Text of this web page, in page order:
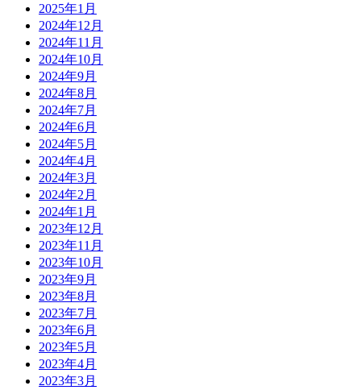
2025年1月
2024年12月
2024年11月
2024年10月
2024年9月
2024年8月
2024年7月
2024年6月
2024年5月
2024年4月
2024年3月
2024年2月
2024年1月
2023年12月
2023年11月
2023年10月
2023年9月
2023年8月
2023年7月
2023年6月
2023年5月
2023年4月
2023年3月